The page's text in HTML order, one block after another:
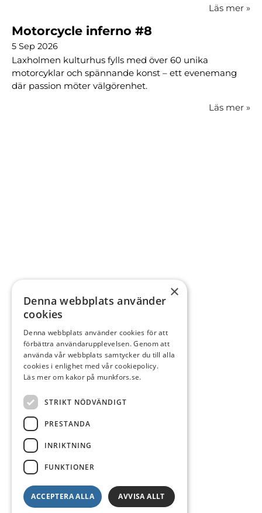
Läs mer »
Motorcycle inferno #8
5 Sep 2026
Laxholmen kulturhus fylls med över 60 unika
motorcyklar och spännande konst – ett evenemang
där passion möter välgörenhet.
Läs mer »
×
Denna webbplats använder
cookies
Denna webbplats använder cookies för att
förbättra användarupplevelsen. Genom att
använda vår webbplats samtycker du till alla
cookies i enlighet med vår cookiepolicy.
Läs mer om kakor på munkfors.se.
STRIKT NÖDVÄNDIGT
PRESTANDA
INRIKTNING
FUNKTIONER
ACCEPTERA ALLA AVVISA ALLT